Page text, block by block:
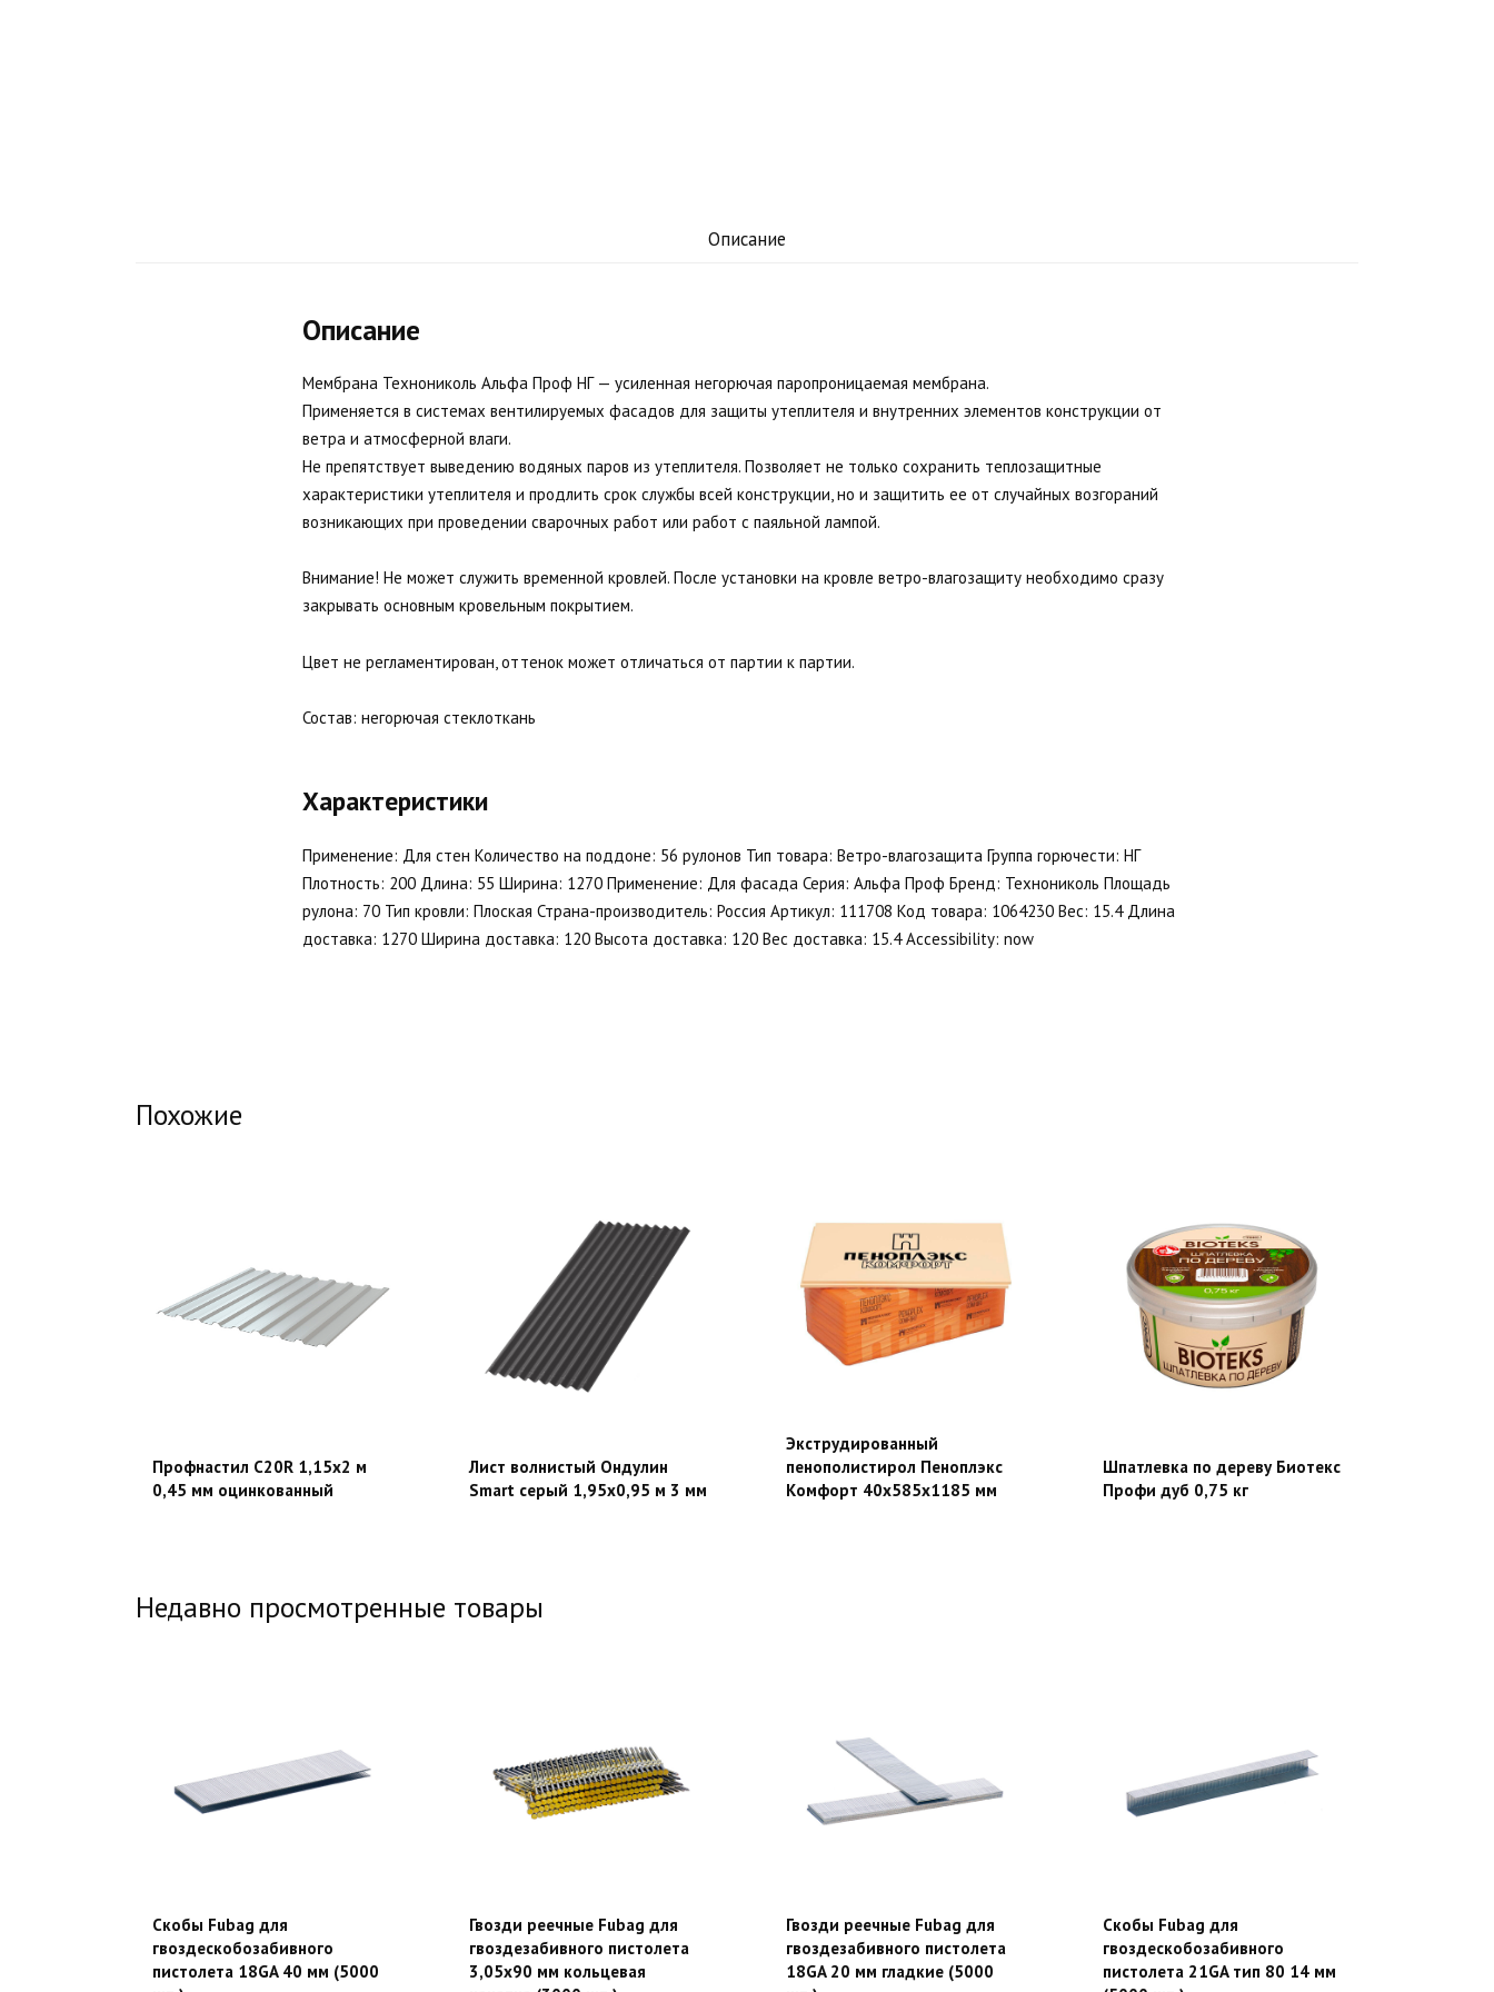
Описание
Описание
Мембрана Технониколь Альфа Проф НГ — усиленная негорючая паропроницаемая мембрана.
Применяется в системах вентилируемых фасадов для защиты утеплителя и внутренних элементов конструкции от
ветра и атмосферной влаги.
Не препятствует выведению водяных паров из утеплителя. Позволяет не только сохранить теплозащитные
характеристики утеплителя и продлить срок службы всей конструкции, но и защитить ее от случайных возгораний
возникающих при проведении сварочных работ или работ с паяльной лампой.
Внимание! Не может служить временной кровлей. После установки на кровле ветро-влагозащиту необходимо сразу
закрывать основным кровельным покрытием.
Цвет не регламентирован, оттенок может отличаться от партии к партии.
Состав: негорючая стеклоткань
Характеристики
Применение: Для стен Количество на поддоне: 56 рулонов Тип товара: Ветро-влагозащита Группа горючести: НГ
Плотность: 200 Длина: 55 Ширина: 1270 Применение: Для фасада Серия: Альфа Проф Бренд: Технониколь Площадь
рулона: 70 Тип кровли: Плоская Страна-производитель: Россия Артикул: 111708 Код товара: 1064230 Вес: 15.4 Длина
доставка: 1270 Ширина доставка: 120 Высота доставка: 120 Вес доставка: 15.4 Accessibility: now
Похожие
Профнастил С20R 1,15х2 м
0,45 мм оцинкованный
Лист волнистый Ондулин
Smart серый 1,95х0,95 м 3 мм
Экструдированный
пенополистирол Пеноплэкс
Комфорт 40х585х1185 мм
Шпатлевка по дереву Биотекс
Профи дуб 0,75 кг
Недавно просмотренные товары
Скобы Fubag для
гвоздескобозабивного
пистолета 18GA 40 мм (5000
Гвозди реечные Fubag для
гвоздезабивного пистолета
3,05х90 мм кольцевая
Гвозди реечные Fubag для
гвоздезабивного пистолета
18GA 20 мм гладкие (5000
Скобы Fubag для
гвоздескобозабивного
пистолета 21GA тип 80 14 мм